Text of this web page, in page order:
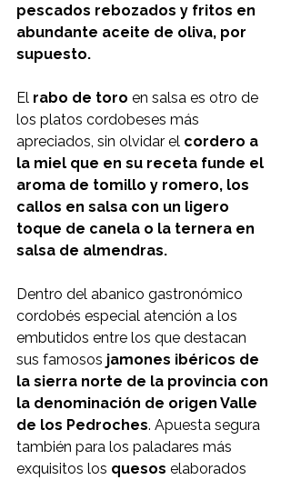
pescados rebozados y fritos en
abundante aceite de oliva, por
supuesto.
El rabo de toro en salsa es otro de
los platos cordobeses más
apreciados, sin olvidar el cordero a
la miel que en su receta funde el
aroma de tomillo y romero, los
callos en salsa con un ligero
toque de canela o la ternera en
salsa de almendras.
Dentro del abanico gastronómico
cordobés especial atención a los
embutidos entre los que destacan
sus famosos jamones ibéricos de
la sierra norte de la provincia con
la denominación de origen Valle
de los Pedroches. Apuesta segura
también para los paladares más
exquisitos los quesos elaborados